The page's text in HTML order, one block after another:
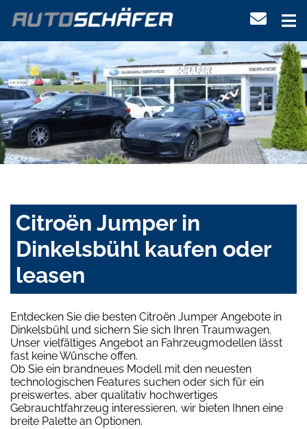
Citroën Jumper in
Dinkelsbühl kaufen oder
leasen
Entdecken Sie die besten Citroën Jumper Angebote in
Dinkelsbühl und sichern Sie sich Ihren Traumwagen.
Unser vielfältiges Angebot an Fahrzeugmodellen lässt
fast keine Wünsche offen.
Ob Sie ein brandneues Modell mit den neuesten
technologischen Features suchen oder sich für ein
preiswertes, aber qualitativ hochwertiges
Gebrauchtfahrzeug interessieren, wir bieten Ihnen eine
breite Palette an Optionen.